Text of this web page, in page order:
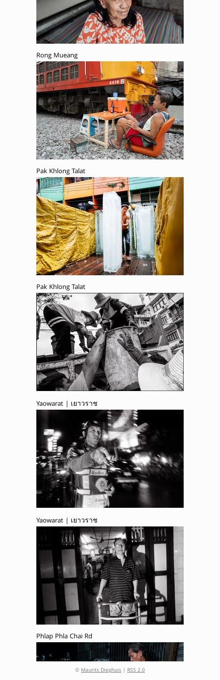
Rong Mueang
Pak Khlong Talat
Pak Khlong Talat
Yaowarat | เยาวราช
Yaowarat | เยาวราช
Phlap Phla Chai Rd
© Maurits Diephuis | RSS 2.0